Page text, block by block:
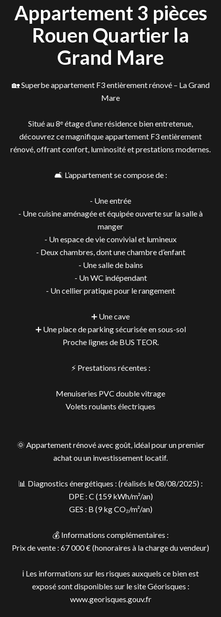
Appartement 3 pièces
Rouen Quartier la
Grand Mare
🏡 Superbe appartement F3 entièrement rénové – La Grand
Mare
Situé au 8ᵉ étage d’une résidence bien entretenue,
découvrez ce magnifique appartement F3 entièrement
rénové, offrant confort, luminosité et prestations modernes.
🛋️ L’appartement se compose de :
- Une entrée
- Une cuisine aménagée et équipée ouverte sur la salle à
manger
- Un espace de vie convivial et lumineux
- Deux chambres, dont une chambre d’enfant
- Une salle de bains
- Un WC indépendant
- Un cellier pratique pour le rangement
➕ Une cave
➕ Une place de parking sécurisée en sous-sol
Proche lignes de BUS TEOR.
⚡ Prestations récentes :
Menuiseries PVC double vitrage
Volets roulants électriques
🌞 Appartement rénové avec goût, idéal pour un premier
achat ou un investissement locatif.
📊 Diagnostics énergétiques : (réalisés le 08/08/2025) :
DPE : C (159 kWh/m²/an)
GES : B (9 kg CO₂/m²/an)
💰 Informations complémentaires :
Prix de vente : 67 000 € (honoraires à la charge du vendeur)
ℹ️ Les informations sur les risques auxquels ce bien est
exposé sont disponibles sur le site Géorisques :
www.georisques.gouv.fr